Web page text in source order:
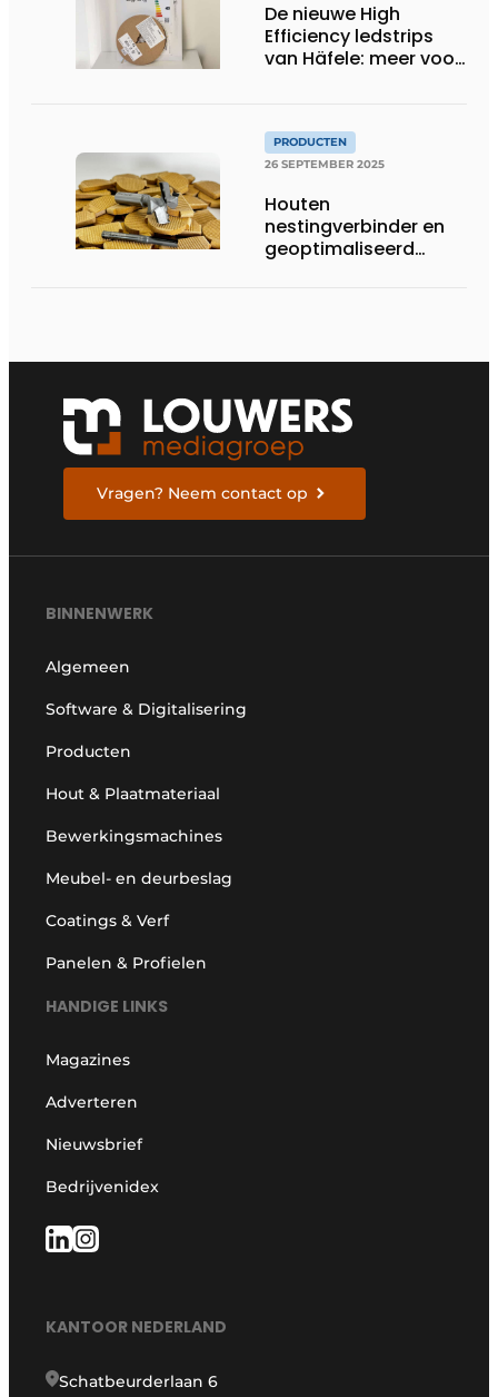
De nieuwe High
Efficiency ledstrips
van Häfele: meer voor
PRODUCTEN
26 SEPTEMBER 2025
Houten
nestingverbinder en
geoptimaliseerd
Vragen? Neem contact op
BINNENWERK
Algemeen
Software & Digitalisering
Producten
Hout & Plaatmateriaal
Bewerkingsmachines
Meubel- en deurbeslag
Coatings & Verf
Panelen & Profielen
HANDIGE LINKS
Magazines
Adverteren
Nieuwsbrief
Bedrijvenidex
KANTOOR NEDERLAND
Schatbeurderlaan 6